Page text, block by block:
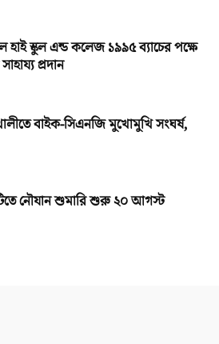
হাই স্কুল এন্ড কলেজ ১৯৯৫ ব্যাচের পক্ষে
প্রদান
বাইক-সিএনজি মুখোমুখি সংঘর্ষ,
নৌযান শুমারি শুরু ২০ আগস্ট